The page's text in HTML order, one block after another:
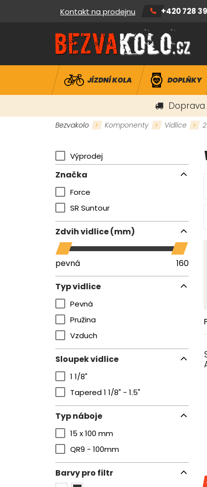
Kontakt na prodejnu +420 728
JÍZDNÍ KOLA DOPLŇKY
Bezvakolo Komponenty Vidlice
Výprodej
Značka
Force
SR Suntour
Zdvih vidlice (mm)
pevná 160
Typ vidlice
Pevná
Pružina
Vzduch
Sloupek vidlice
1 1/8"
Tapered 1 1/8" - 1.5"
Typ náboje
15 x 100 mm
QR9 - 100mm
Barvy pro filtr